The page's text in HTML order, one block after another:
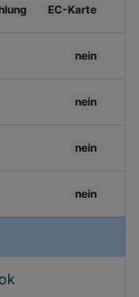
EC-Karte
nein
nein
nein
nein